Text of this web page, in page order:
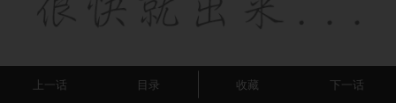
上一话 目录 收藏 下一话